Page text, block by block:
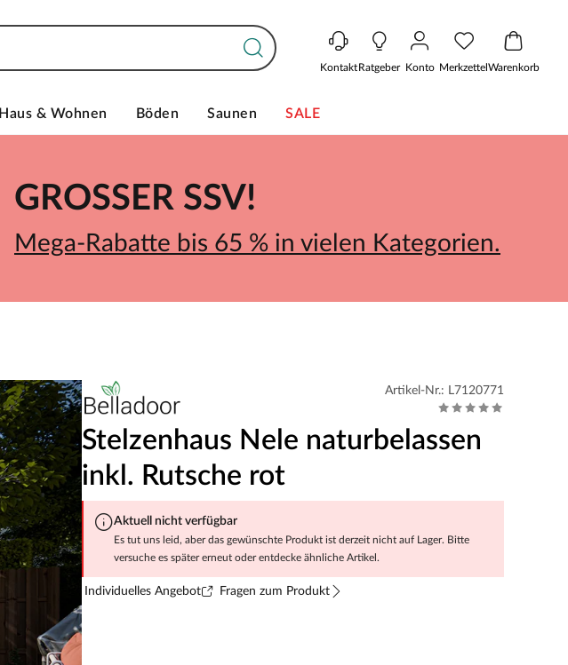
KontaktRatgeber Konto MerkzettelWarenkorb
Haus & Wohnen Böden Saunen SALE
GROSSER SSV!
Mega-Rabatte bis 65 % in vielen Kategorien.
Artikel-Nr.: L7120771
Stelzenhaus Nele naturbelassen
inkl. Rutsche rot
Aktuell nicht verfügbar
Es tut uns leid, aber das gewünschte Produkt ist derzeit nicht auf Lager. Bitte
versuche es später erneut oder entdecke ähnliche Artikel.
Individuelles Angebot Fragen zum Produkt